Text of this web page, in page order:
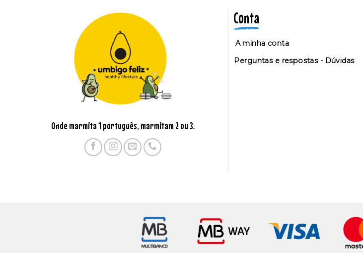
Onde marmita 1 português, marmitam 2 ou 3.
Conta
A minha conta
Perguntas e respostas - Dúvidas